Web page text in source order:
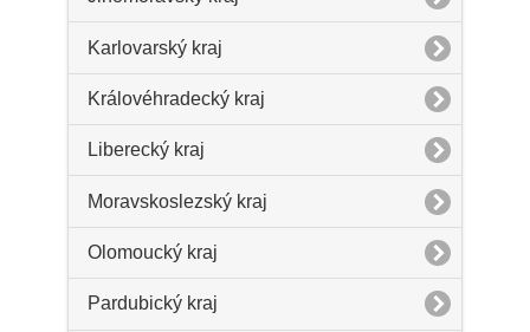
Karlovarský kraj
Královéhradecký kraj
Liberecký kraj
Moravskoslezský kraj
Olomoucký kraj
Pardubický kraj